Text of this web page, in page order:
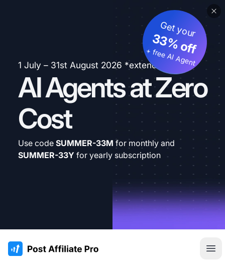
1 July – 31st August 2026 *extended
AI Agents at Zero
Cost
Get your
33% off
+ free AI Agent
Use code SUMMER-33M for monthly and
SUMMER-33Y for yearly subscription
:site.title